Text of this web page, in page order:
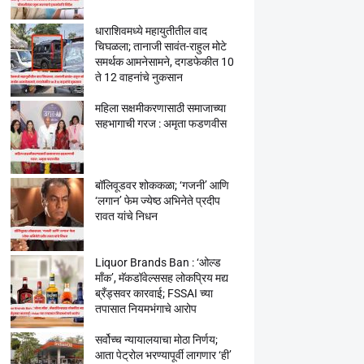
धाराशिवमध्ये महायुतीतील वाद
चिघळला; तानाजी सावंत-राहुल मोटे
समर्थक आमनेसामने, दगडफेकीत 10
ते 12 वाहनांचे नुकसान
महिला सक्षमीकरणासाठी समाजाच्या
सहभागाची गरज : अमृता फडणवीस
बॉलिवूडवर शोककळा; ‘गजनी’ आणि
‘लगान’ फेम ज्येष्ठ अभिनेते प्रदीप
रावत यांचे निधन
Liquor Brands Ban : ‘ओल्ड
मॉंक’, मॅकडॉवेल्ससह लोकप्रिय मद्य
ब्रँड्सवर कारवाई; FSSAI च्या
तपासात नियमभंगाचे आरोप
सर्वोच्च न्यायालयाचा मोठा निर्णय;
आता पेट्रोल भरण्यापूर्वी लागणार ‘ही’